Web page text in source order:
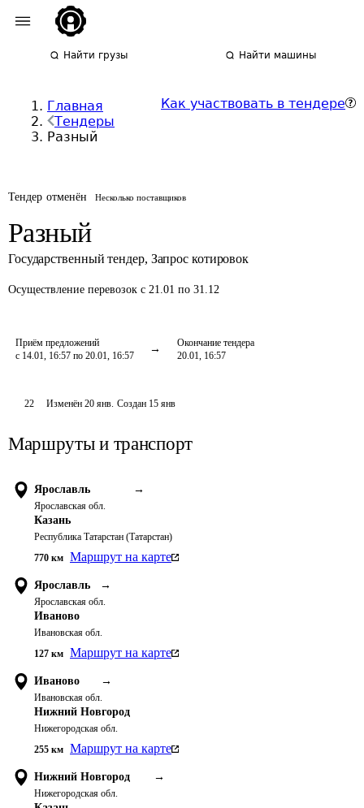
Найти грузы Найти машины
Главная
Тендеры
Разный
Как участвовать в тендере
Тендер отменён Несколько поставщиков
Разный
Государственный тендер, Запрос котировок
Осуществление перевозок с 21.01 по 31.12
Приём предложений
с 14.01, 16:57 по 20.01, 16:57
Окончание тендера
20.01, 16:57
22 Изменён20 янв. Создан 15 янв
Маршруты и транспорт
Ярославль →
Ярославская обл.
Казань
Республика Татарстан (Татарстан)
770 км Маршрут на карте
Ярославль →
Ярославская обл.
Иваново
Ивановская обл.
127 км Маршрут на карте
Иваново →
Ивановская обл.
Нижний Новгород
Нижегородская обл.
255 км Маршрут на карте
Нижний Новгород →
Нижегородская обл.